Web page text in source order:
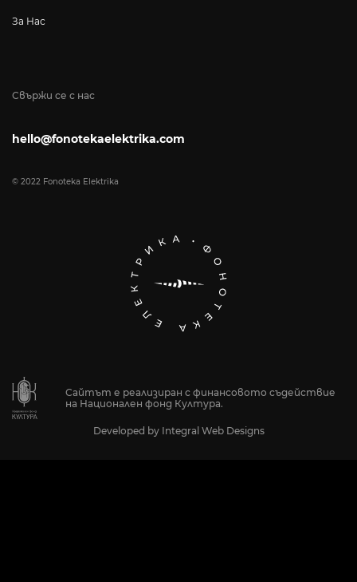
Свържи се с нас
hello@fonotekaelektrika.com
© 2022 Fonoteka Elektrika
За Нас
Сайтът е реализиран с финансовото съдействие
на Национален фонд Култура.
Developed by Integral Web Designs